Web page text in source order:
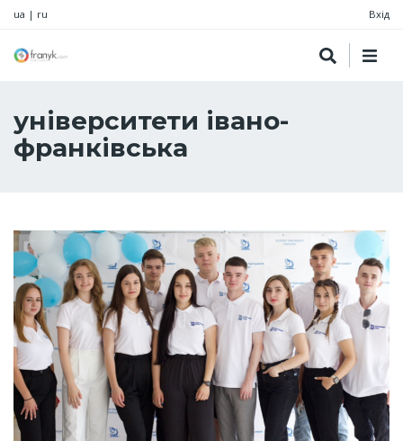
ua | ru Вхід
університети івано-
франківська